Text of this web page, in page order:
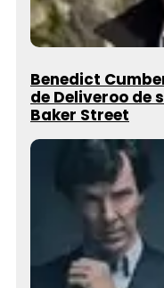
Benedict
de Deliveroo de
Baker Street